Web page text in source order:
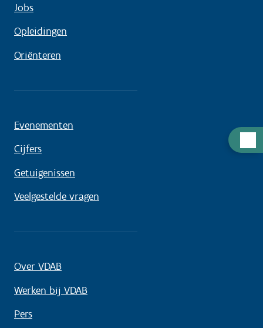
Jobs
Opleidingen
Oriënteren
Evenementen
Cijfers
Getuigenissen
Veelgestelde vragen
Over VDAB
Werken bij VDAB
Pers